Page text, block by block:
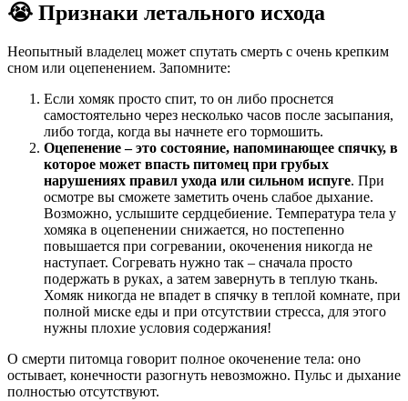
😭 Признаки летального исхода
Неопытный владелец может спутать смерть с очень крепким
сном или оцепенением. Запомните:
Если хомяк просто спит, то он либо проснется
самостоятельно через несколько часов после засыпания,
либо тогда, когда вы начнете его тормошить.
Оцепенение – это состояние, напоминающее спячку, в
которое может впасть питомец при грубых
нарушениях правил ухода или сильном испуге. При
осмотре вы сможете заметить очень слабое дыхание.
Возможно, услышите сердцебиение. Температура тела у
хомяка в оцепенении снижается, но постепенно
повышается при согревании, окоченения никогда не
наступает. Согревать нужно так – сначала просто
подержать в руках, а затем завернуть в теплую ткань.
Хомяк никогда не впадет в спячку в теплой комнате, при
полной миске еды и при отсутствии стресса, для этого
нужны плохие условия содержания!
О смерти питомца говорит полное окоченение тела: оно
остывает, конечности разогнуть невозможно. Пульс и дыхание
полностью отсутствуют.